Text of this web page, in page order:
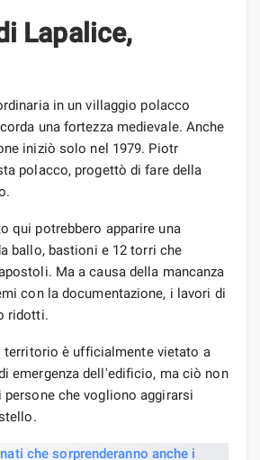
Lapalice,
in un villaggio polacco
una fortezza medievale. Anche
iniziò solo nel 1979. Piotr
polacco, progettò di fare della
qui potrebbero apparire una
ballo, bastioni e 12 torri che
Ma a causa della mancanza
con la documentazione, i lavori di
ridotti.
territorio è ufficialmente vietato a
emergenza dell'edificio, ma ciò non
persone che vogliono aggirarsi